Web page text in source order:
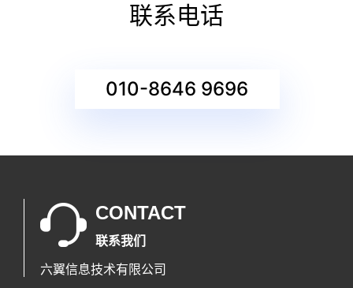
联系电话
010-8646 9696
CONTACT
联系我们
六翼信息技术有限公司